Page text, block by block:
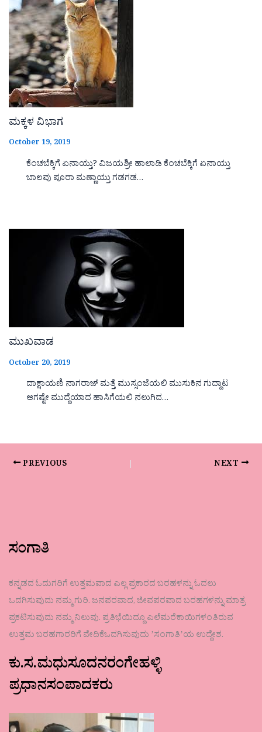
ಮಕ್ಕಳ ವಿಭಾಗ
October 19, 2019
ಕೆಂಚಬೆಕ್ಕಿಗೆ ಏನಾಯ್ತು? ವಿಜಯಶ್ರೀ ಹಾಲಾಡಿ ಕೆಂಚಬೆಕ್ಕಿಗೆ ಏನಾಯ್ತು
ಬಾಲವು ಪೂರಾ ಮಣ್ಣಾಯ್ತು ಗಡಗಡ…
ಮುಖವಾಡ
October 20, 2019
ದಾಕ್ಷಾಯಣಿ ನಾಗರಾಜ್ ಮತ್ತೆ ಮುಸ್ಸಂಜೆಯಲಿ ಮುಸುಕಿನ ಗುದ್ದಾಟ
ಆಗಷ್ಟೇ ಮುದ್ದೆಯಾದ ಹಾಸಿಗೆಯಲಿ ನಲುಗಿದ…
PREVIOUS NEXT
ಸಂಗಾತಿ
ಕನ್ನಡದ ಓದುಗರಿಗೆ ಉತ್ತಮವಾದ ಎಲ್ಲ ಪ್ರಕಾರದ ಬರಹಳನ್ನು ಓದಲು
ಒದಗಿಸುವುದು ನಮ್ಮ ಗುರಿ. ಜನಪರವಾದ, ಜೀವಪರವಾದ ಬರಹಗಳನ್ನು ಮಾತ್ರ
ಪ್ರಕಟಿಸುವುದು ನಮ್ಮ ನಿಲುವು. ಪ್ರತಿಭೆಯಿದ್ದೂ ಎಲೆಮರೆಕಾಯಿಗಳಂತಿರುವ
ಉತ್ತಮ ಬರಹಗಾರರಿಗೆ ವೇದಿಕೆಒದಗಿಸುವುದು ʼಸಂಗಾತಿʼಯ ಉದ್ದೇಶ.
ಕು.ಸ.ಮಧುಸೂದನರಂಗೇಹಳ್ಳಿ
ಪ್ರಧಾನಸಂಪಾದಕರು